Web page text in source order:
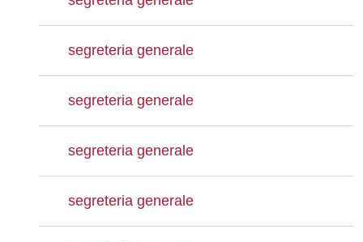
segreteria generale
segreteria generale
segreteria generale
segreteria generale